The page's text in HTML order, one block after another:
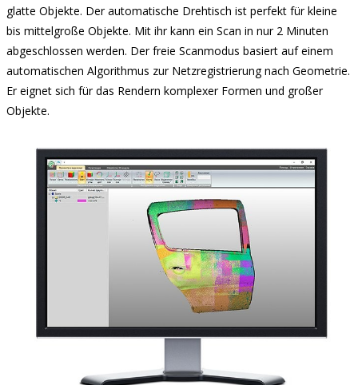
glatte Objekte. Der automatische Drehtisch ist perfekt für kleine
bis mittelgroße Objekte. Mit ihr kann ein Scan in nur 2 Minuten
abgeschlossen werden. Der freie Scanmodus basiert auf einem
automatischen Algorithmus zur Netzregistrierung nach Geometrie.
Er eignet sich für das Rendern komplexer Formen und großer
Objekte.